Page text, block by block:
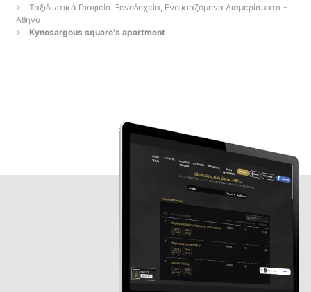
Ταξιδιωτικά Γραφεία, Ξενοδοχεία, Ενοικιαζόμενα Διαμερίσματα -
Αθήνα
Kynosargous square's apartment